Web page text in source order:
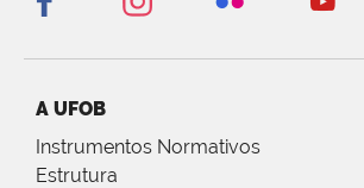
A UFOB
Instrumentos Normativos
Estrutura